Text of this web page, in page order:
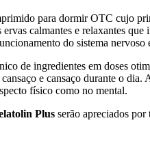
para dormir OTC cujo
calmantes e relaxantes
do sistema nervoso
de ingredientes em doses
e cansaço durante o
físico como no mental.
Plus serão apreciados